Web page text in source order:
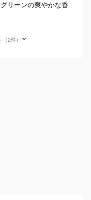
リーンの爽やかな香
2件）